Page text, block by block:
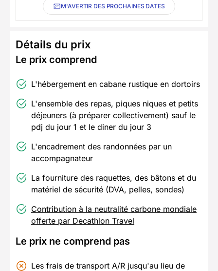
M'AVERTIR DES PROCHAINES DATES
Détails du prix
Le prix comprend
L'hébergement en cabane rustique en dortoirs
L'ensemble des repas, piques niques et petits
déjeuners (à préparer collectivement) sauf le
pdj du jour 1 et le diner du jour 3
L'encadrement des randonnées par un
accompagnateur
La fourniture des raquettes, des bâtons et du
matériel de sécurité (DVA, pelles, sondes)
Contribution à la neutralité carbone mondiale
offerte par Decathlon Travel
Le prix ne comprend pas
Les frais de transport A/R jusqu'au lieu de